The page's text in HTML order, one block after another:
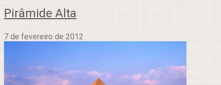
Pirâmide Alta
7 de fevereiro de 2012